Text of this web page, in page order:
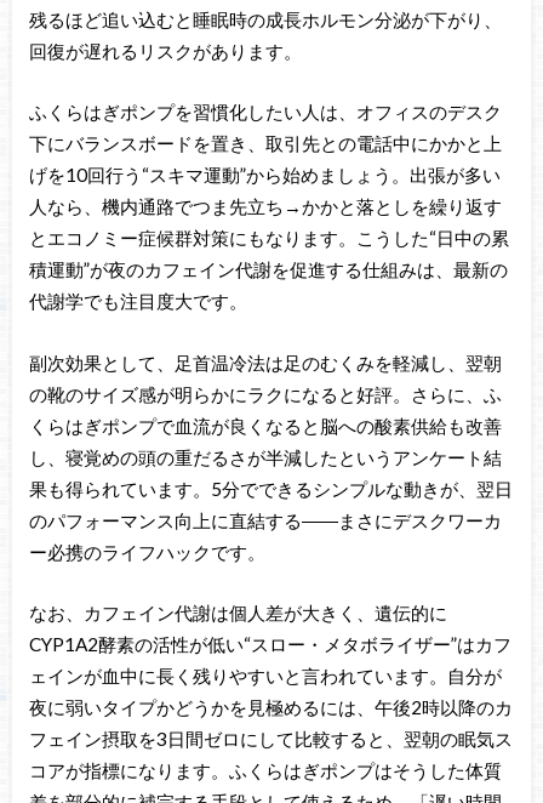
残るほど追い込むと睡眠時の成長ホルモン分泌が下がり、
回復が遅れるリスクがあります。
ふくらはぎポンプを習慣化したい人は、オフィスのデスク
下にバランスボードを置き、取引先との電話中にかかと上
げを10回行う“スキマ運動”から始めましょう。出張が多い
人なら、機内通路でつま先立ち→かかと落としを繰り返す
とエコノミー症候群対策にもなります。こうした“日中の累
積運動”が夜のカフェイン代謝を促進する仕組みは、最新の
代謝学でも注目度大です。
副次効果として、足首温冷法は足のむくみを軽減し、翌朝
の靴のサイズ感が明らかにラクになると好評。さらに、ふ
くらはぎポンプで血流が良くなると脳への酸素供給も改善
し、寝覚めの頭の重だるさが半減したというアンケート結
果も得られています。5分でできるシンプルな動きが、翌日
のパフォーマンス向上に直結する――まさにデスクワーカ
ー必携のライフハックです。
なお、カフェイン代謝は個人差が大きく、遺伝的に
CYP1A2酵素の活性が低い“スロー・メタボライザー”はカフ
ェインが血中に長く残りやすいと言われています。自分が
夜に弱いタイプかどうかを見極めるには、午後2時以降のカ
フェイン摂取を3日間ゼロにして比較すると、翌朝の眠気ス
コアが指標になります。ふくらはぎポンプはそうした体質